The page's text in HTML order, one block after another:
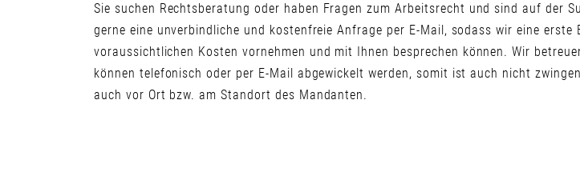
Sie suchen Rechtsberatung oder haben Fragen zum Arbeitsrecht und sind auf der
gerne eine unverbindliche und kostenfreie Anfrage per E-Mail, sodass wir eine
voraussichtlichen Kosten vornehmen und mit Ihnen besprechen können. Wir
können telefonisch oder per E-Mail abgewickelt werden, somit ist auch nicht
auch vor Ort bzw. am Standort des Mandanten.